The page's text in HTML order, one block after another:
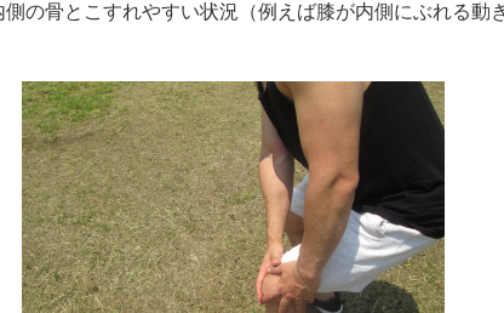
の骨とこすれやすい状況（例えば膝が内側にぶれる動